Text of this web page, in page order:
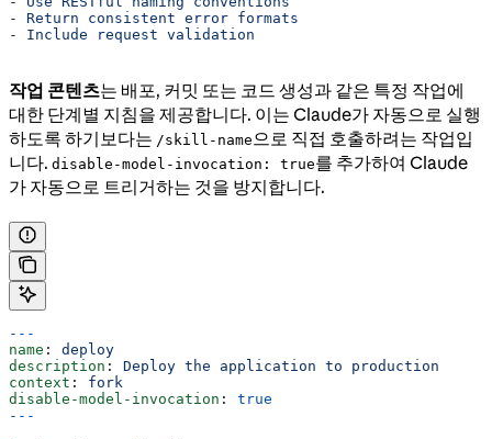
- Return consistent error formats
- Include request validation
작업 콘텐츠는 배포, 커밋 또는 코드 생성과 같은 특정 작업에
대한 단계별 지침을 제공합니다. 이는 Claude가 자동으로 실행
하도록 하기보다는 /skill-name으로 직접 호출하려는 작업입
니다. disable-model-invocation: true를 추가하여 Claude
가 자동으로 트리거하는 것을 방지합니다.
---
name : deploy
description : Deploy the application to production
context : fork
disable-model-invocation : true
---